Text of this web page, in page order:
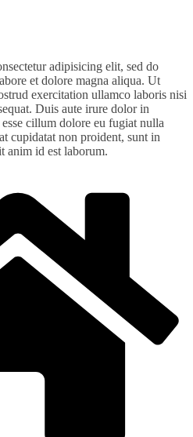
adipisicing elit, sed do
et dolore magna aliqua. Ut
exercitation ullamco laboris nisi
Duis aute irure dolor in
cillum dolore eu fugiat nulla
cupidatat non proident, sunt in
anim id est laborum.